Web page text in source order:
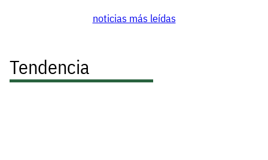
noticias más leídas
Tendencia